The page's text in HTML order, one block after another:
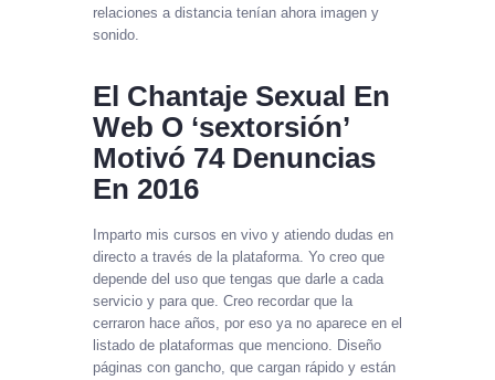
relaciones a distancia tenían ahora imagen y
sonido.
El Chantaje Sexual En
Web O ‘sextorsión’
Motivó 74 Denuncias
En 2016
Imparto mis cursos en vivo y atiendo dudas en
directo a través de la plataforma. Yo creo que
depende del uso que tengas que darle a cada
servicio y para que. Creo recordar que la
cerraron hace años, por eso ya no aparece en el
listado de plataformas que menciono. Diseño
páginas con gancho, que cargan rápido y están